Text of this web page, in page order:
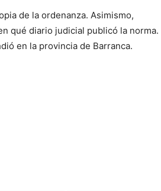
de la ordenanza. Asimismo,
qué diario judicial publicó la norma.
en la provincia de Barranca.